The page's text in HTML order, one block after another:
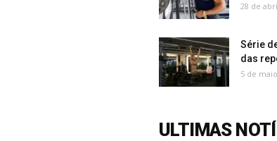
28 de
Série
das
5 de
ULTIMAS